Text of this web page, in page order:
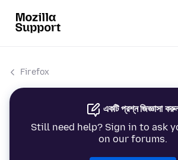
Firefox
একটি প্রশ্ন জিজ্ঞাসা
Still need help? Sign in to ask
on our forums.